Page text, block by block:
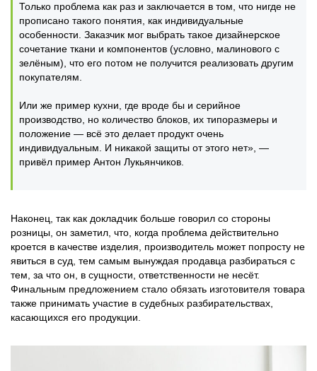
Только проблема как раз и заключается в том, что нигде не
прописано такого понятия, как индивидуальные
особенности. Заказчик мог выбрать такое дизайнерское
сочетание ткани и компонентов (условно, малинового с
зелёным), что его потом не получится реализовать другим
покупателям.
Или же пример кухни, где вроде бы и серийное
производство, но количество блоков, их типоразмеры и
положение — всё это делает продукт очень
индивидуальным. И никакой защиты от этого нет», —
привёл пример Антон Лукьянчиков.
Наконец, так как докладчик больше говорил со стороны
розницы, он заметил, что, когда проблема действительно
кроется в качестве изделия, производитель может попросту не
явиться в суд, тем самым вынуждая продавца разбираться с
тем, за что он, в сущности, ответственности не несёт.
Финальным предложением стало обязать изготовителя товара
также принимать участие в судебных разбирательствах,
касающихся его продукции.